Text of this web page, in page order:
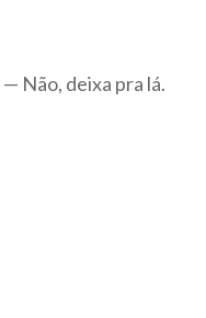
— Não, deixa pra lá.